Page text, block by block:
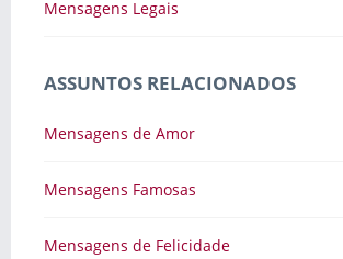
Mensagens Legais
ASSUNTOS RELACIONADOS
Mensagens de Amor
Mensagens Famosas
Mensagens de Felicidade